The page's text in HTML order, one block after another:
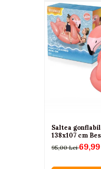
Camioane electrice
Imbracaminte
Seturi copii si bebelusi
Treninguri copii
Baia bebelusului
Dimensiuni
Sex: Unisex
Beneficii
Dezvolta
Stimuleaza
Incurajeaza
Ofera doua
Perfecta
Avertisment
Saltea
138x107 cm
95,00 Lei